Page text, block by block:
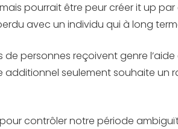
pourrait être peur créer it up
avec un individu qui à long
personnes reçoivent genre
seulement souhaite un
contrôler notre période